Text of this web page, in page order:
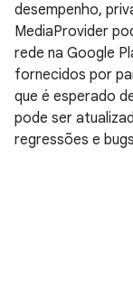
desempenho,
MediaProvider
rede na Google
fornecidos por
que é esperado
pode ser
regressões e